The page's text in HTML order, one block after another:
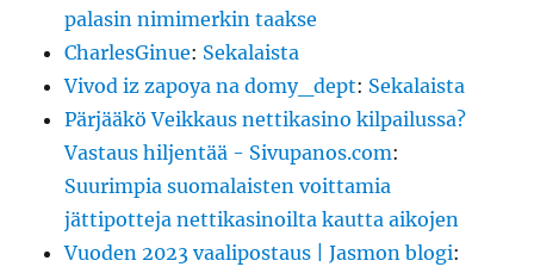
palasin nimimerkin taakse
CharlesGinue: Sekalaista
Vivod iz zapoya na domy_dept: Sekalaista
Pärjääkö Veikkaus nettikasino kilpailussa?
Vastaus hiljentää - Sivupanos.com:
Suurimpia suomalaisten voittamia
jättipotteja nettikasinoilta kautta aikojen
Vuoden 2023 vaalipostaus | Jasmon blogi: